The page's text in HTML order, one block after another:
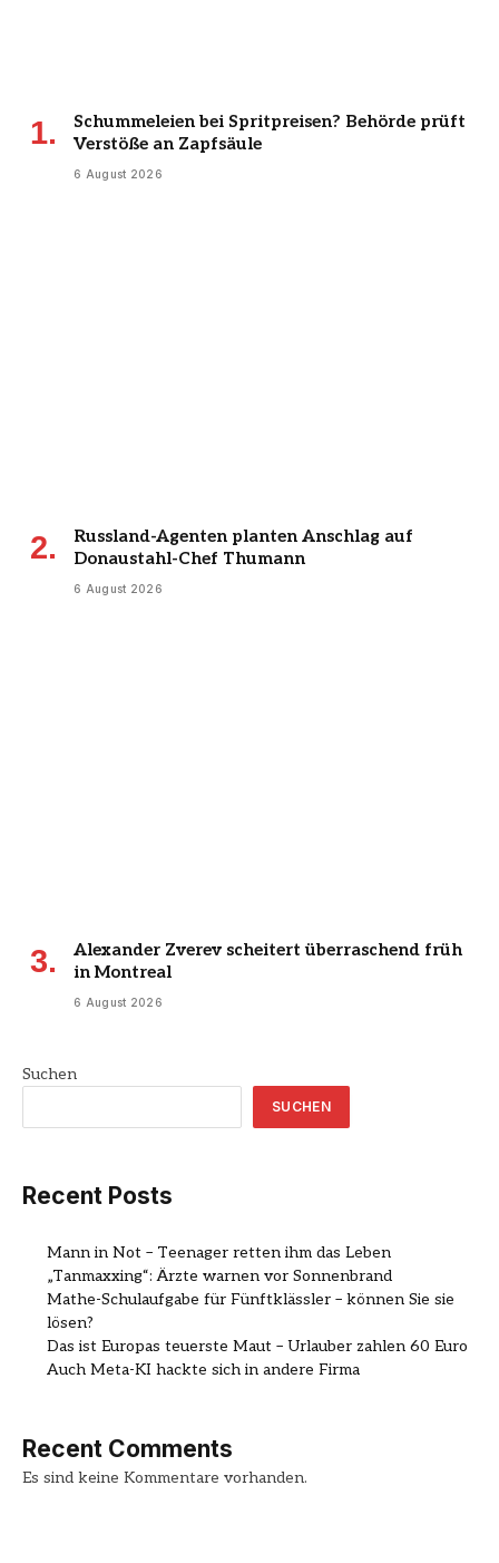
Schummeleien bei Spritpreisen? Behörde prüft
Verstöße an Zapfsäule
6 August 2026
Russland-Agenten planten Anschlag auf
Donaustahl-Chef Thumann
6 August 2026
Alexander Zverev scheitert überraschend früh
in Montreal
6 August 2026
Suchen
SUCHEN
Recent Posts
Mann in Not – Teenager retten ihm das Leben
„Tanmaxxing“: Ärzte warnen vor Sonnenbrand
Mathe-Schulaufgabe für Fünftklässler – können Sie sie
lösen?
Das ist Europas teuerste Maut – Urlauber zahlen 60 Euro
Auch Meta-KI hackte sich in andere Firma
Recent Comments
Es sind keine Kommentare vorhanden.